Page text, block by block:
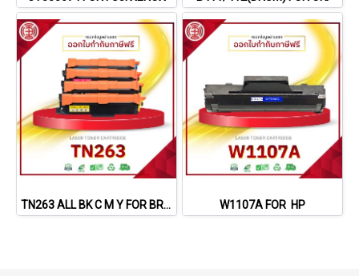
TN263 ALL BK C M Y FOR BROTHER W1107A FOR HP